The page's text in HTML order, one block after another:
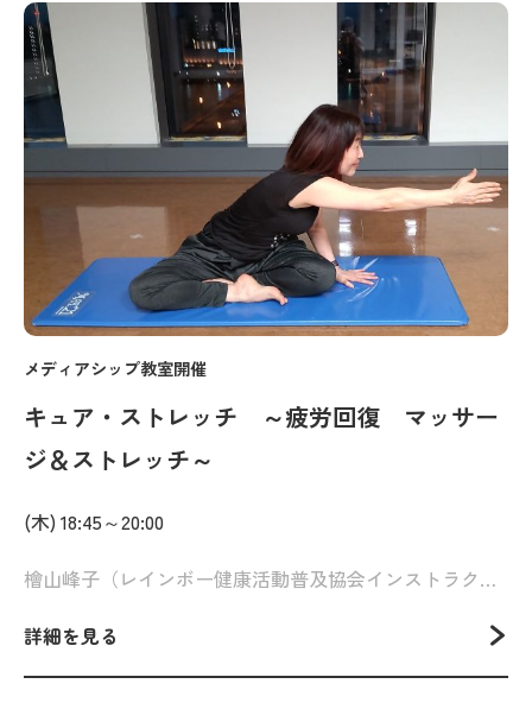
メディアシップ教室開催
キュア・ストレッチ ～疲労回復 マッサー
ジ＆ストレッチ～
(木) 18:45～20:00
檜山峰子（レインボー健康活動普及協会インストラクター）
詳細を見る